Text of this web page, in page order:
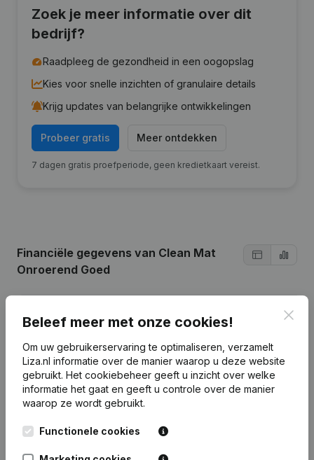
Zoek je meer informatie over dit
bedrijf?
Raadpleeg de gezondheid in een oogopslag
Kies voor snelle inzichten of granulaire details
Krijg updates van belangrijke ontwikkelingen
Probeer gratis Meer ontdekken
7 dagen gratis proefperiode, geen kredietkaart vereist.
Financiële gegevens van Clean Mat
Onroerend Goed
2022
Winst/Verlies €11.016.404 €11.145.888 €11.013.088
Omzet €67.653.767 € 67.215.428 €61.616.261
vermogen
Beleef meer met onze cookies!
Om uw gebruikerservaring te optimaliseren, verzamelt
Liza.nl informatie over de manier waarop u deze website
gebruikt. Het cookiebeheer geeft u inzicht over welke
informatie het gaat en geeft u controle over de manier
waarop ze wordt gebruikt.
Functionele cookies